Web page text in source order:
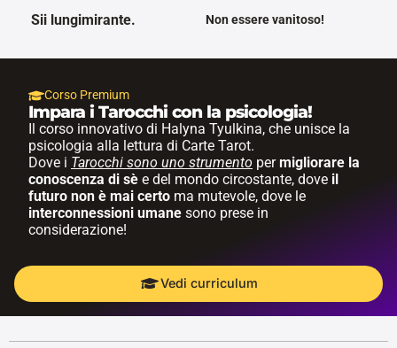
Sii lungimirante.
Non essere vanitoso!
Corso Premium
Impara i Tarocchi con la psicologia!
Il corso innovativo di Halyna Tyulkina, che unisce la
psicologia alla lettura di Carte Tarot.
Dove i Tarocchi sono uno strumento permigliorare la
conoscenza di sè e del mondo circostante, dove il
futuro non è mai certo ma mutevole, dove le
interconnessioni umane sono prese in
considerazione!
Vedi curriculum